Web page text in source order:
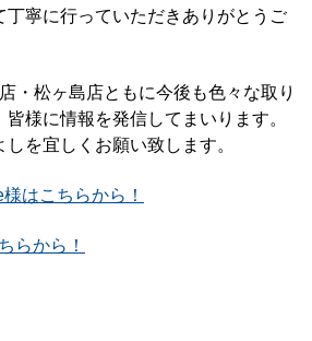
丁寧に行っていただきありがとうご
・松ヶ島店ともに今後も色々な取り
様に情報を発信してまいります。
を宜しくお願い致します。
はこちらから！
らから！